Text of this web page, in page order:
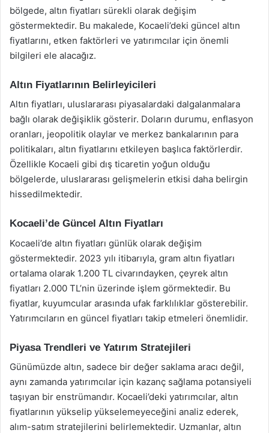
bölgede, altın fiyatları sürekli olarak değişim
göstermektedir. Bu makalede, Kocaeli’deki güncel altın
fiyatlarını, etken faktörleri ve yatırımcılar için önemli
bilgileri ele alacağız.
Altın Fiyatlarının Belirleyicileri
Altın fiyatları, uluslararası piyasalardaki dalgalanmalara
bağlı olarak değişiklik gösterir. Doların durumu, enflasyon
oranları, jeopolitik olaylar ve merkez bankalarının para
politikaları, altın fiyatlarını etkileyen başlıca faktörlerdir.
Özellikle Kocaeli gibi dış ticaretin yoğun olduğu
bölgelerde, uluslararası gelişmelerin etkisi daha belirgin
hissedilmektedir.
Kocaeli’de Güncel Altın Fiyatları
Kocaeli’de altın fiyatları günlük olarak değişim
göstermektedir. 2023 yılı itibarıyla, gram altın fiyatları
ortalama olarak 1.200 TL civarındayken, çeyrek altın
fiyatları 2.000 TL’nin üzerinde işlem görmektedir. Bu
fiyatlar, kuyumcular arasında ufak farklılıklar gösterebilir.
Yatırımcıların en güncel fiyatları takip etmeleri önemlidir.
Piyasa Trendleri ve Yatırım Stratejileri
Günümüzde altın, sadece bir değer saklama aracı değil,
aynı zamanda yatırımcılar için kazanç sağlama potansiyeli
taşıyan bir enstrümandır. Kocaeli’deki yatırımcılar, altın
fiyatlarının yükselip yükselemeyeceğini analiz ederek,
alım-satım stratejilerini belirlemektedir. Uzmanlar, altın